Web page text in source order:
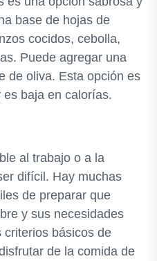
base de hojas de
cocidos, cebolla,
Puede agregar una
de oliva. Esta opción es
baja en calorías.
al trabajo o a la
difícil. Hay muchas
de preparar que
y sus necesidades
criterios básicos de
de la comida de